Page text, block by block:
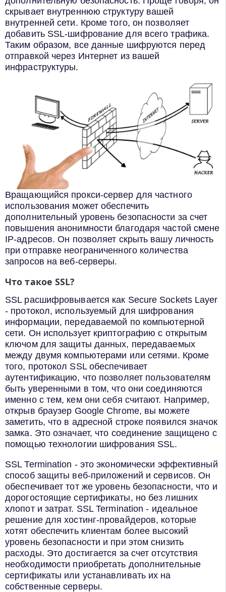
скрывает внутреннюю структуру вашей
внутренней сети. Кроме того, он позволяет
добавить SSL-шифрование для всего трафика.
Таким образом, все данные шифруются перед
отправкой через Интернет из вашей
инфраструктуры.
Вращающийся прокси-сервер для частного
использования может обеспечить
дополнительный уровень безопасности за счет
повышения анонимности благодаря частой смене
IP-адресов. Он позволяет скрыть вашу личность
при отправке неограниченного количества
запросов на веб-серверы.
Что такое SSL?
SSL расшифровывается как Secure Sockets Layer
- протокол, используемый для шифрования
информации, передаваемой по компьютерной
сети. Он использует криптографию с открытым
ключом для защиты данных, передаваемых
между двумя компьютерами или сетями. Кроме
того, протокол SSL обеспечивает
аутентификацию, что позволяет пользователям
быть уверенными в том, что они соединяются
именно с тем, кем они себя считают. Например,
открыв браузер Google Chrome, вы можете
заметить, что в адресной строке появился значок
замка. Это означает, что соединение защищено с
помощью технологии шифрования SSL.
SSL Termination - это экономически эффективный
способ защиты веб-приложений и сервисов. Он
обеспечивает тот же уровень безопасности, что и
дорогостоящие сертификаты, но без лишних
хлопот и затрат. SSL Termination - идеальное
решение для хостинг-провайдеров, которые
хотят обеспечить клиентам более высокий
уровень безопасности и при этом снизить
расходы. Это достигается за счет отсутствия
необходимости приобретать дополнительные
сертификаты или устанавливать их на
собственные серверы.